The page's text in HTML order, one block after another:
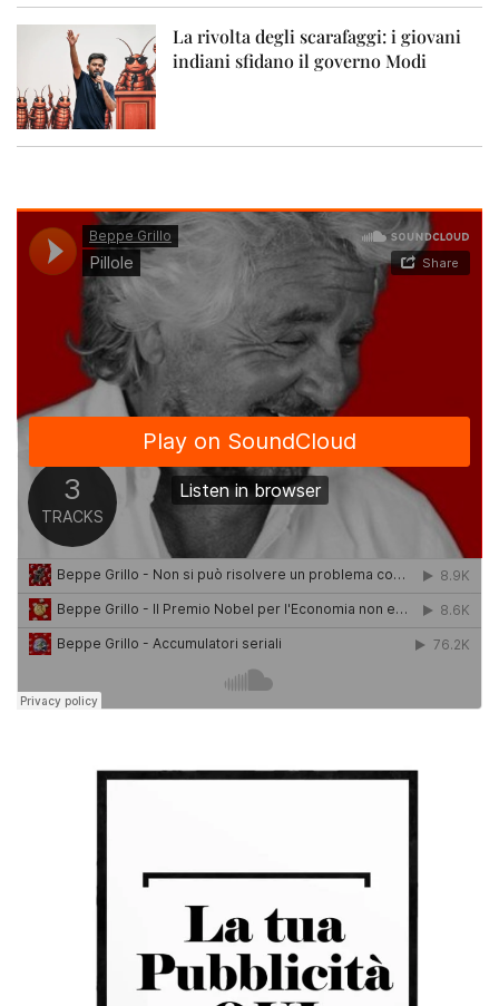
La rivolta degli scarafaggi: i giovani
indiani sfidano il governo Modi